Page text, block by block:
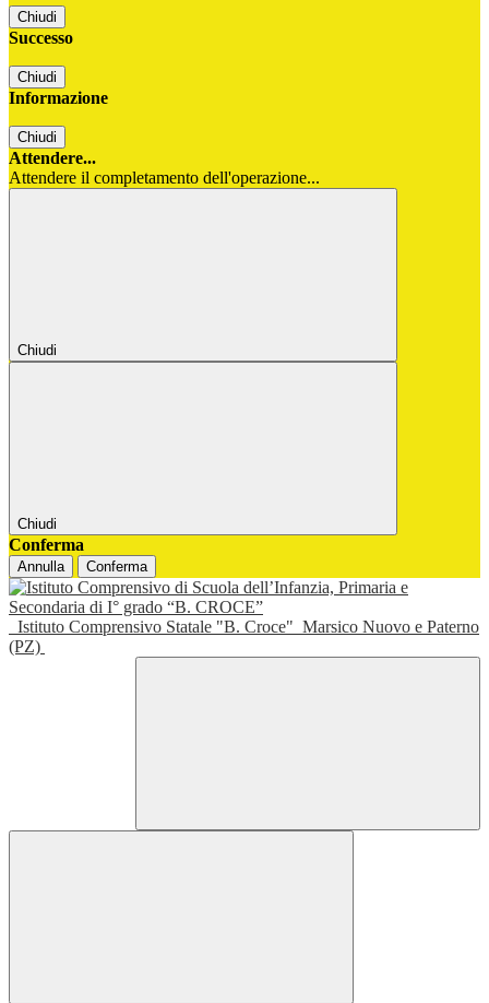
Chiudi
Successo
Chiudi
Informazione
Chiudi
Attendere...
Attendere il completamento dell'operazione...
Chiudi
Chiudi
Conferma
Annulla Conferma
Istituto Comprensivo Statale "B. Croce" Marsico Nuovo e Paterno
(PZ)